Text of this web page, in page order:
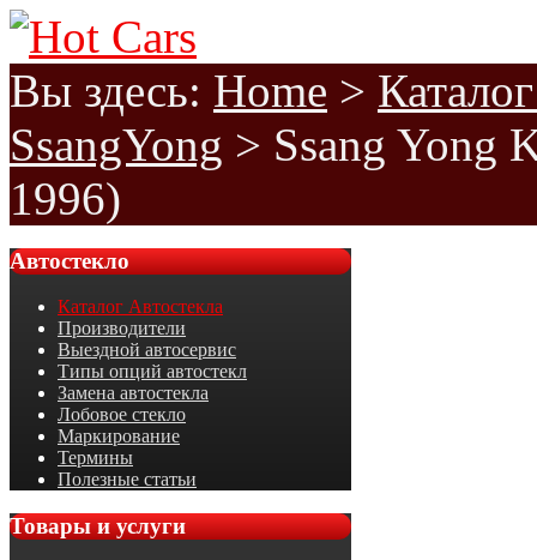
Вы здесь: Home >
SsangYong > Ssang Yong
1996)
Автостекло
Каталог Автостекла
Производители
Выездной автосервис
Типы опций автостекл
Замена автостекла
Лобовое стекло
Маркирование
Термины
Полезные статьи
Товарыи услуги